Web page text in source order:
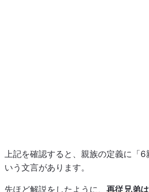
上記を確認すると、親族の定義に「
いう文言があります。
先ほど解説をしたように、 再従兄弟